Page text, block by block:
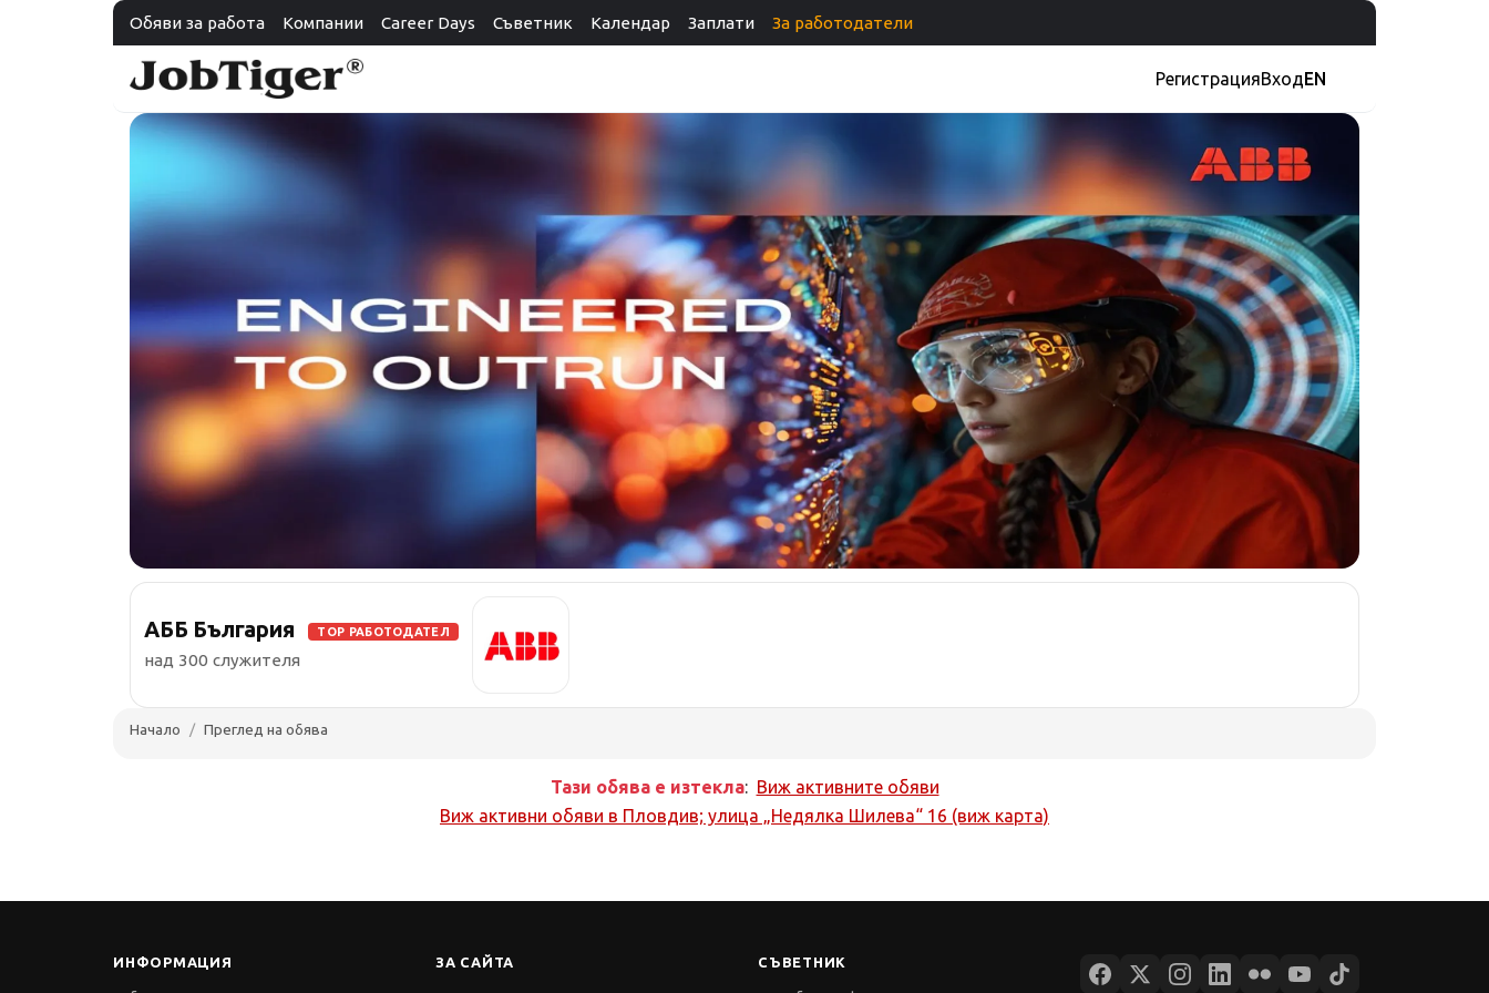
Обяви за работа Компании Career Days Съветник Календар Заплати За работодатели
РегистрацияВходEN
АББ България TOP РАБОТОДАТЕЛ
над 300 служителя
Начало Преглед на обява
Тази обява е изтекла: Виж активните обяви
Виж активни обяви в Пловдив; улица „Недялка Шилева“ 16 (виж карта)
ИНФОРМАЦИЯ ЗА САЙТА СЪВЕТНИК